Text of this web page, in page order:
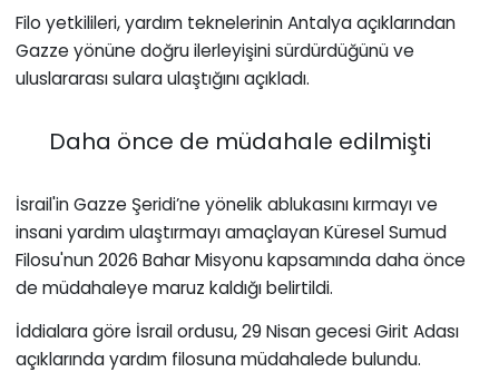
Filo yetkilileri, yardım teknelerinin Antalya açıklarından
Gazze yönüne doğru ilerleyişini sürdürdüğünü ve
uluslararası sulara ulaştığını açıkladı.
Daha önce de müdahale edilmişti
İsrail'in Gazze Şeridi’ne yönelik ablukasını kırmayı ve
insani yardım ulaştırmayı amaçlayan Küresel Sumud
Filosu'nun 2026 Bahar Misyonu kapsamında daha önce
de müdahaleye maruz kaldığı belirtildi.
İddialara göre İsrail ordusu, 29 Nisan gecesi Girit Adası
açıklarında yardım filosuna müdahalede bulundu.